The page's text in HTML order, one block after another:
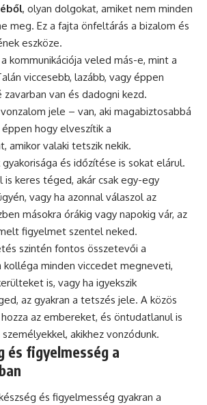
, olyan dolgokat, amiket nem minden
meg. Ez a fajta önfeltárás a bizalom és
eszköze.
kommunikációja veled más-e, mint a
viccesebb, lazább, vagy éppen
van és dadogni kezd.
jele – van, aki magabiztosabbá
hogy elveszítik a
amikor valaki tetszik nekik.
és időzítése is sokat elárul.
is keres téged, akár csak egy-egy
vagy ha azonnal válaszol az
másokra órákig vagy napokig vár, az
figyelmet szentel neked.
szintén fontos összetevői a
kolléga minden viccedet megneveti,
is, vagy ha igyekszik
az gyakran a tetszés jele. A közös
az embereket, és öntudatlanul is
akikhez vonzódunk.
és figyelmesség a
és figyelmesség gyakran a